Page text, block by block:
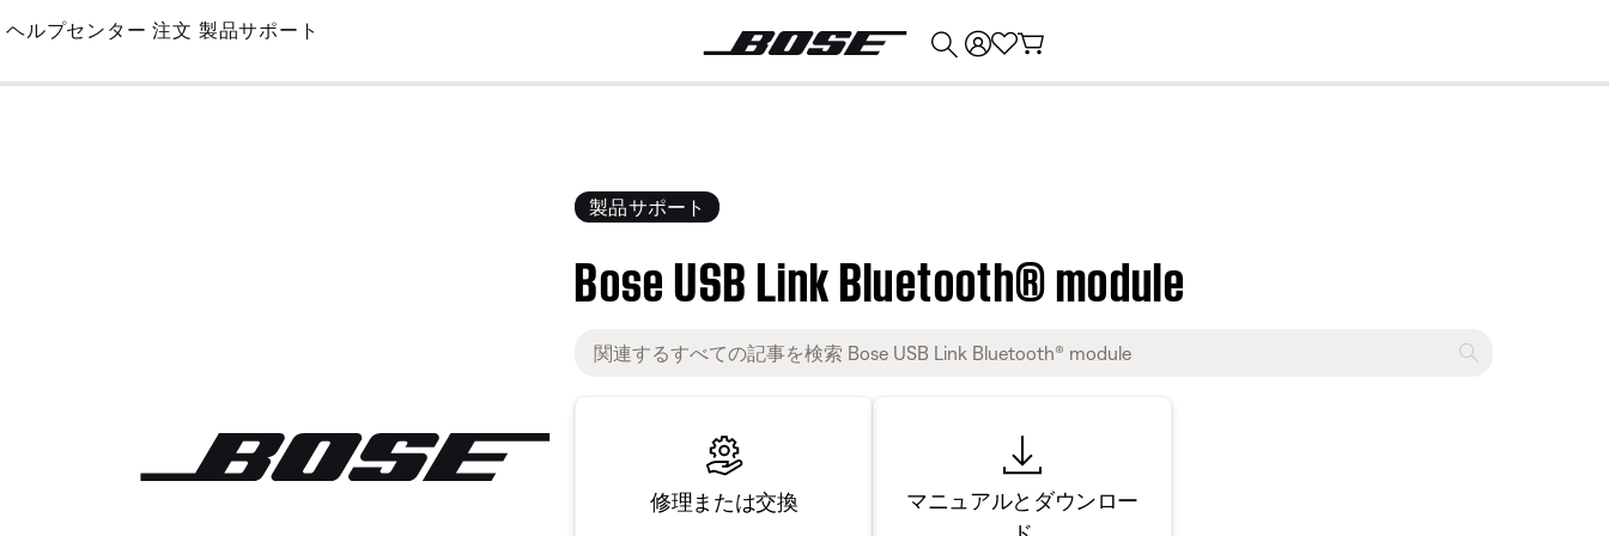
Skip
Main
ヘルプセンター 注文 製品サポート
製品サポート
Bose USB Link Bluetooth® module
修理または交換
マニュアルとダウンロー